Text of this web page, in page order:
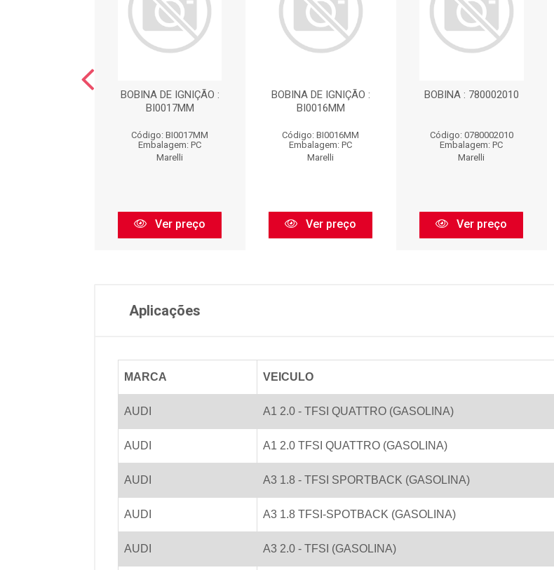
BOBINA DE IGNIÇÃO :
BI0017MM
Código: BI0017MM
Embalagem: PC
Marelli
Ver preço
BOBINA DE IGNIÇÃO :
BI0016MM
Código: BI0016MM
Embalagem: PC
Marelli
Ver preço
BOBINA : 780002010
Código: 0780002010
Embalagem: PC
Marelli
Ver preço
Aplicações
MARCA VEICULO
AUDI A1 2.0 - TFSI QUATTRO (GASOLINA)
AUDI A1 2.0 TFSI QUATTRO (GASOLINA)
AUDI A3 1.8 - TFSI SPORTBACK (GASOLINA)
AUDI A3 1.8 TFSI-SPOTBACK (GASOLINA)
AUDI A3 2.0 - TFSI (GASOLINA)